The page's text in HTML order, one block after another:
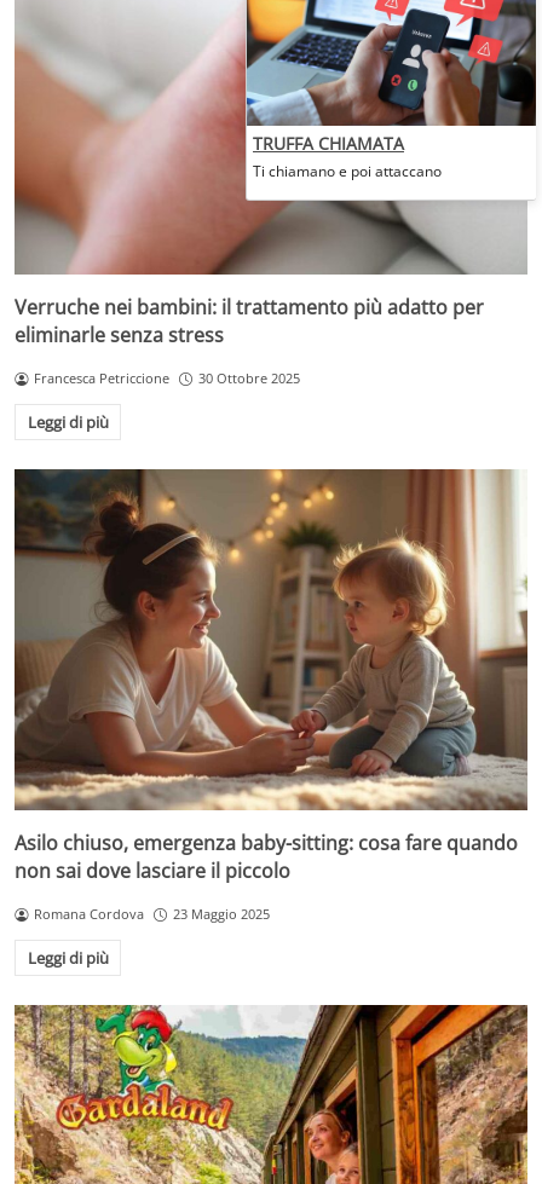
Verruche nei bambini: il trattamento più adatto per
eliminarle senza stress
Francesca Petriccione 30 Ottobre 2025
Leggi di più
Asilo chiuso, emergenza baby-sitting: cosa fare quando
non sai dove lasciare il piccolo
Romana Cordova 23 Maggio 2025
Leggi di più
TRUFFA CHIAMATA
Ti chiamano e poi attaccano